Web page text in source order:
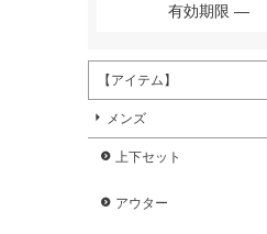
有効期限
【アイテム】
メンズ
上下セット
アウター